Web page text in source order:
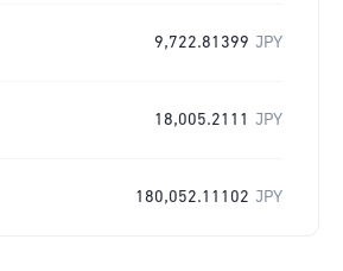
9,722.81399 JPY
18,005.2111 JPY
180,052.11102 JPY